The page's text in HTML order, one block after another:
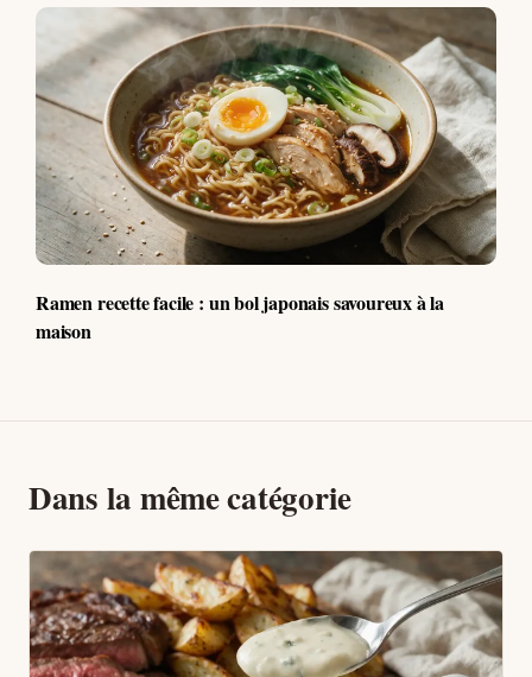
Ramen recette facile : un bol japonais savoureux à la
maison
Dans la même catégorie